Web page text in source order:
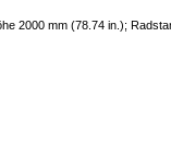
2000 mm (78.74 in.);